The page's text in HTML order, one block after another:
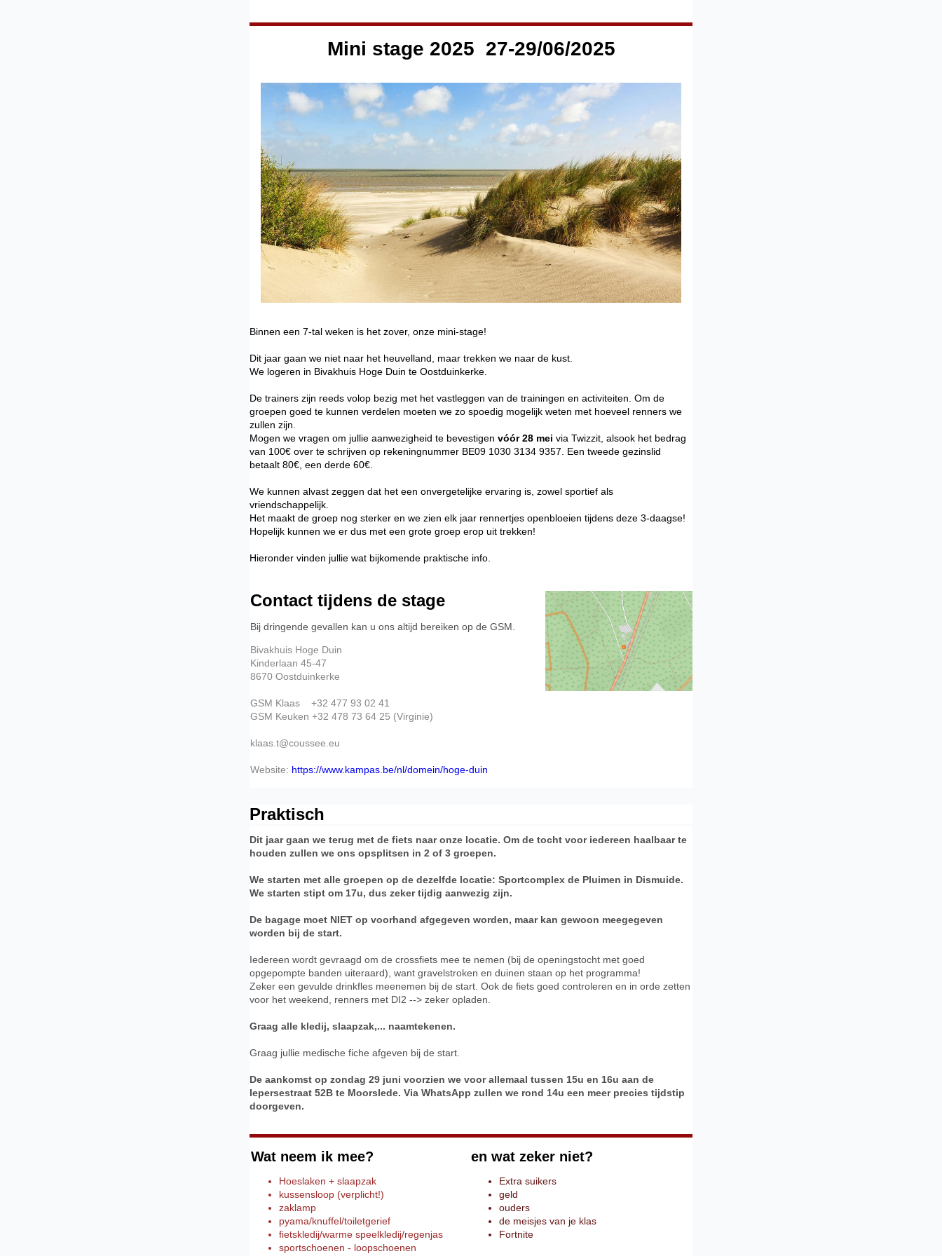
Mini stage 2025 27-29/06/2025
Binnen een 7-tal weken is het zover, onze mini-stage!
Dit jaar gaan we niet naar het heuvelland, maar trekken we naar de kust.
We logeren in Bivakhuis Hoge Duin te Oostduinkerke.
De trainers zijn reeds volop bezig met het vastleggen van de trainingen en activiteiten. Om de
groepen goed te kunnen verdelen moeten we zo spoedig mogelijk weten met hoeveel renners we
zullen zijn.
Mogen we vragen om jullie aanwezigheid te bevestigen vóór 28 mei via Twizzit, alsook het bedrag
van 100€ over te schrijven op rekeningnummer BE09 1030 3134 9357. Een tweede gezinslid
betaalt 80€, een derde 60€.
We kunnen alvast zeggen dat het een onvergetelijke ervaring is, zowel sportief als
vriendschappelijk.
Het maakt de groep nog sterker en we zien elk jaar rennertjes openbloeien tijdens deze 3-daagse!
Hopelijk kunnen we er dus met een grote groep erop uit trekken!
Hieronder vinden jullie wat bijkomende praktische info.
Contact tijdens de stage
Bij dringende gevallen kan u ons altijd bereiken op de GSM.
Bivakhuis Hoge Duin
Kinderlaan 45-47
8670 Oostduinkerke
GSM Klaas +32 477 93 02 41
GSM Keuken +32 478 73 64 25 (Virginie)
klaas.t@coussee.eu
Website: https://www.kampas.be/nl/domein/hoge-duin
Praktisch
Dit jaar gaan we terug met de fiets naar onze locatie. Om de tocht voor iedereen haalbaar te
houden zullen we ons opsplitsen in 2 of 3 groepen.
We starten met alle groepen op de dezelfde locatie: Sportcomplex de Pluimen in Dismuide.
We starten stipt om 17u, dus zeker tijdig aanwezig zijn.
De bagage moet NIET op voorhand afgegeven worden, maar kan gewoon meegegeven
worden bij de start.
Iedereen wordt gevraagd om de crossfiets mee te nemen (bij de openingstocht met goed
opgepompte banden uiteraard), want gravelstroken en duinen staan op het programma!
Zeker een gevulde drinkfles meenemen bij de start. Ook de fiets goed controleren en in orde zetten
voor het weekend, renners met DI2 --> zeker opladen.
Graag alle kledij, slaapzak,... naamtekenen.
Graag jullie medische fiche afgeven bij de start.
De aankomst op zondag 29 juni voorzien we voor allemaal tussen 15u en 16u aan de
Iepersestraat 52B te Moorslede. Via WhatsApp zullen we rond 14u een meer precies tijdstip
doorgeven.
Wat neem ik mee?
Hoeslaken + slaapzak
kussensloop (verplicht!)
zaklamp
pyama/knuffel/toiletgerief
fietskledij/warme speelkledij/regenjas
sportschoenen - loopschoenen
en wat zeker niet?
Extra suikers
geld
ouders
de meisjes van je klas
Fortnite